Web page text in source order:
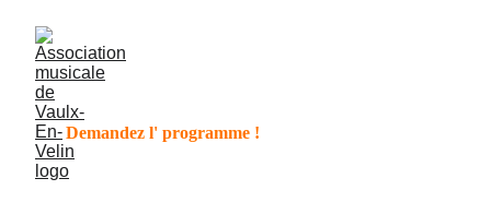
Demandez l' programme !